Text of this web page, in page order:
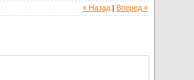
« Назад | Вперед »